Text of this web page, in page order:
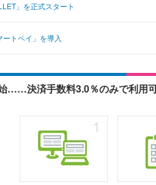
ピング
TOP
楽
TOP
ト
」を正式スタート
トペイ」を導入
……決済手数料3.0％のみで利用